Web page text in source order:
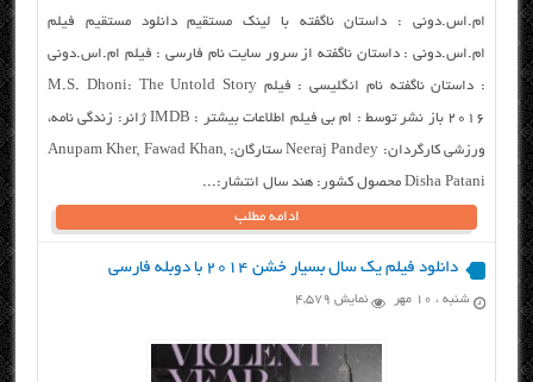
ام.اس.دونی : داستان ناگفته با لینک مستقیم دانلود مستقیم فیلم
ام.اس.دونی : داستان ناگفته از سرور سایت نام فارسی : فیلم ام.اس.دونی
: داستان ناگفته نام انگلیسی : فیلم M.S. Dhoni: The Untold Story
2016 باز نشر توسط : ام بی فیلم اطلاعات بیشتر : IMDB ژانر: زندگی نامه،
ورزشی کارگردان: Neeraj Pandey ستارگان: Anupam Kher, Fawad Khan,
Disha Patani محصول کشور: هند سال انتشار:...
ادامه مطلب
دانلود فیلم یک سال بسیار خشن ۲۰۱۴ با دوبله فارسی
شنبه ، ۱۰ مهر نمایش 4,579